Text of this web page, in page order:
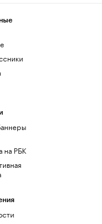
на РБК